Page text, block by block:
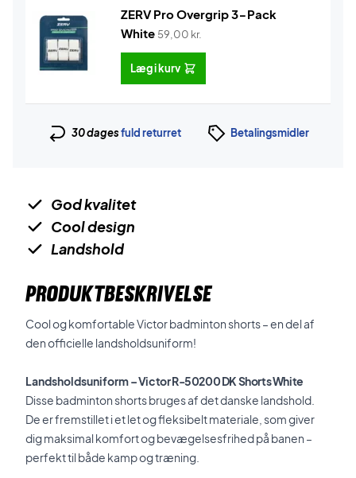
ZERV Pro Overgrip 3-Pack
White 59,00 kr.
Læg i kurv
30 dagesfuld returret Betalingsmidler
God kvalitet
Cool design
Landshold
PRODUKTBESKRIVELSE
Cool og komfortable Victor badminton shorts – en del af
den officielle landsholdsuniform!
Landsholdsuniform– Victor R-50200 DK Shorts White
Disse badminton shorts bruges af det danske landshold.
De er fremstillet i et let og fleksibelt materiale, som giver
dig maksimal komfort og bevægelsesfrihed på banen –
perfekt til både kamp og træning.